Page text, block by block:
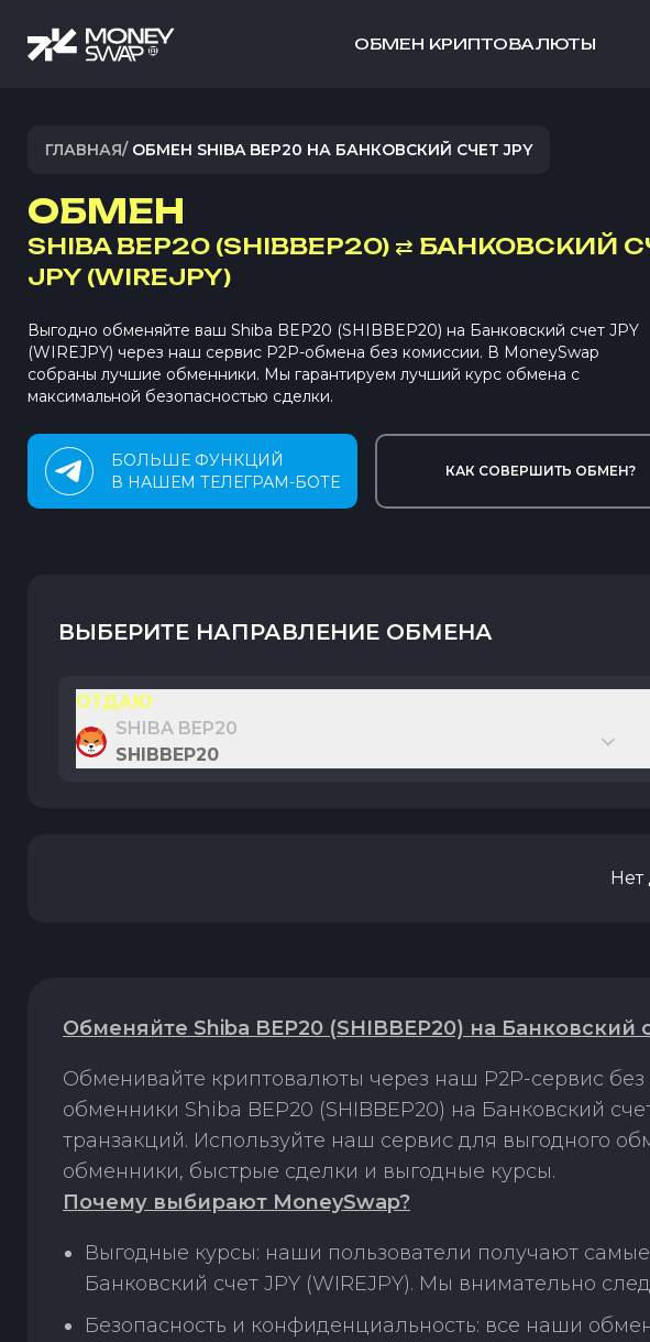
ОБМЕН КРИПТОВАЛЮТЫ
ГЛАВНАЯ/ ОБМЕН SHIBA BEP20 НА БАНКОВСКИЙ СЧЕТ JPY
ОБМЕН
SHIBA BEP20 (SHIBBEP20) ⇄ БАНКОВСКИЙ
JPY (WIREJPY)
Выгодно обменяйте ваш Shiba BEP20 (SHIBBEP20) на Банковский счет JPY
(WIREJPY) через наш сервис P2P-обмена без комиссии. В MoneySwap
собраны лучшие обменники. Мы гарантируем лучший курс обмена с
максимальной безопасностью сделки.
БОЛЬШЕ ФУНКЦИЙ
В НАШЕМ ТЕЛЕГРАМ-БОТЕ
КАК СОВЕРШИТЬ ОБМЕН?
ВЫБЕРИТЕ НАПРАВЛЕНИЕ ОБМЕНА
ОТДАЮ
SHIBA BEP20
SHIBBEP20
Нет
Обменяйте Shiba BEP20 (SHIBBEP20) на Банковский
Обменивайте криптовалюты через наш P2P-сервис
обменники Shiba BEP20 (SHIBBEP20) на Банковский
транзакций. Используйте наш сервис для выгодного
обменники, быстрые сделки и выгодные курсы.
Почему выбирают MoneySwap?
Выгодные курсы: наши пользователи получают
Банковский счет JPY (WIREJPY). Мы внимательно
Безопасность и конфиденциальность: все наши